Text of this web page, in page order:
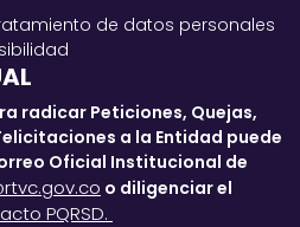
de datos personales
radicar Peticiones, Quejas,
a la Entidad puede
Oficial Institucional de
o diligenciar el
PQRSD.